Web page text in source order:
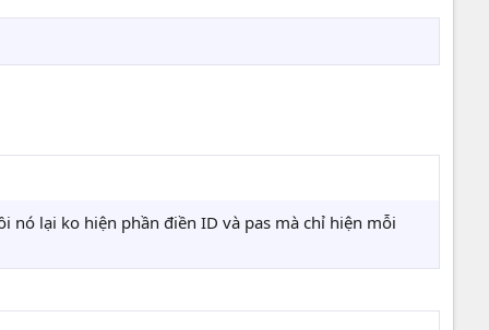
nó lại ko hiện phần điền ID và pas mà chỉ hiện mỗi